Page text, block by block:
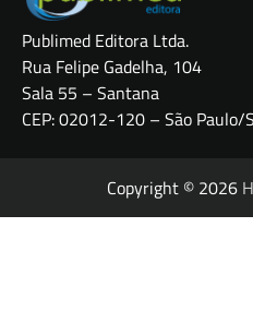
Publimed Editora Ltda.
Rua Felipe Gadelha, 104
Sala 55 – Santana
CEP: 02012-120 – São Paulo/
Copyright © 2026